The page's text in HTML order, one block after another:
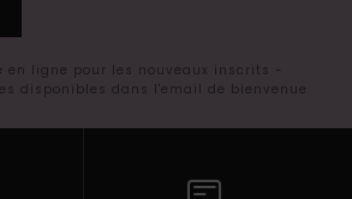
en ligne pour les nouveaux inscrits -
disponibles dans l'email de bienvenue